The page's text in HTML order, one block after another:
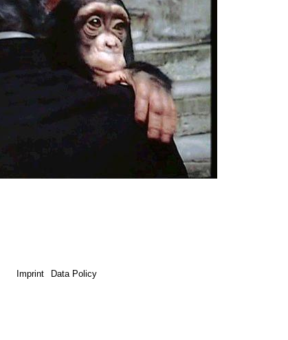
Imprint Data Policy